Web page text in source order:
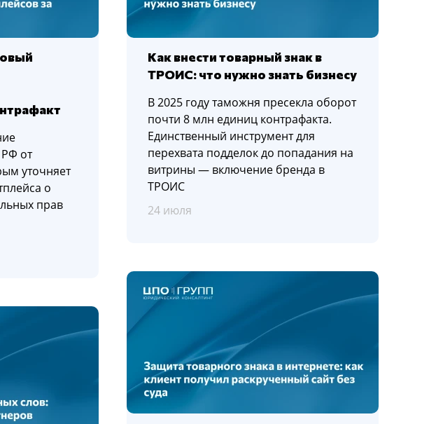
РФ от
уточняет
о
прав
Как внести товарный знак в
ТРОИС: что нужно знать бизнесу
В 2025 году таможня пресекла оборот
почти 8 млн единиц контрафакта.
Единственный инструмент для
перехвата подделок до попадания на
витрины — включение бренда в
ТРОИС
24 июля